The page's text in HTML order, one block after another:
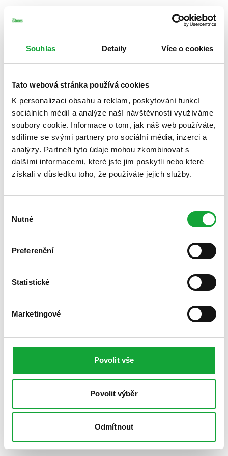
Souhlas Detaily Více o cookies
Tato webová stránka používá cookies
K personalizaci obsahu a reklam, poskytování funkcí
sociálních médií a analýze naší návštěvnosti využíváme
soubory cookie. Informace o tom, jak náš web používáte,
sdílíme se svými partnery pro sociální média, inzerci a
analýzy. Partneři tyto údaje mohou zkombinovat s
dalšími informacemi, které jste jim poskytli nebo které
získali v důsledku toho, že používáte jejich služby.
souhlasu
Nutné
Preferenční
Statistické
Marketingové
Povolit vše
Povolit výběr
Odmítnout